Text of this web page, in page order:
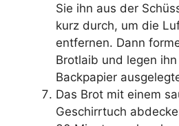
Sie ihn aus der
kurz durch, um die
entfernen. Dann
Brotlaib und legen
Backpapier
Das Brot mit einem
Geschirrtuch